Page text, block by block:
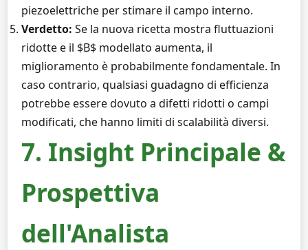
piezoelettriche per stimare il campo interno.
Verdetto: Se la nuova ricetta mostra fluttuazioni
ridotte e il $B$ modellato aumenta, il
miglioramento è probabilmente fondamentale. In
caso contrario, qualsiasi guadagno di efficienza
potrebbe essere dovuto a difetti ridotti o campi
modificati, che hanno limiti di scalabilità diversi.
7. Insight Principale &
Prospettiva
dell'Analista